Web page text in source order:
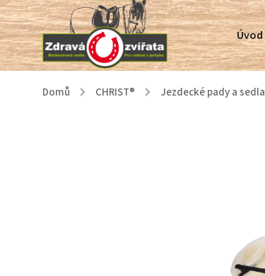
Úvod
Domů / CHRIST® / Jezdecké pady a sedla